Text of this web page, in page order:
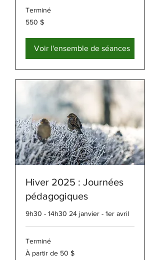
Terminé
550 dollars
canadiens
550 $
Voir l'ensemble de séances
Hiver 2025 : Journées
pédagogiques
9h30 - 14h30 24 janvier - 1er avril
Terminé
À
partir
À partir de 50 $